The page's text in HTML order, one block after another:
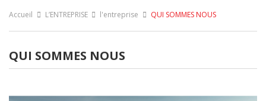
Accueil L’ENTREPRISE l'entreprise QUI SOMMES NOUS
QUI SOMMES NOUS